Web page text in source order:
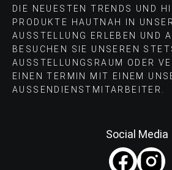
DIE NEUESTEN TRENDS UND
PRODUKTE HAUTNAH IN
AUSSTELLUNG ERLEBEN UND
BESUCHEN SIE UNSEREN
AUSSTELLUNGSRAUM ODER
EINEN TERMIN MIT EINEM
AUSSENDIENSTMITARBEITER.
Social Media